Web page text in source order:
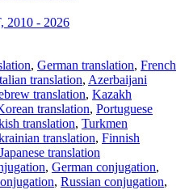
2010 - 2026
, German translation, French
translation, Azerbaijani
translation, Kazakh
translation, Portuguese
translation, Turkmen
translation, Finnish
Japanese translation
, German conjugation,
, Russian conjugation,